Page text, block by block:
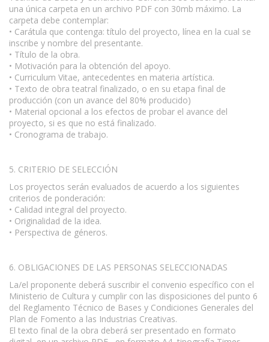
una única carpeta en un archivo PDF con 30mb máximo. La
carpeta debe contemplar:
• Carátula que contenga: título del proyecto, línea en la cual se
inscribe y nombre del presentante.
• Título de la obra.
• Motivación para la obtención del apoyo.
• Curriculum Vitae, antecedentes en materia artística.
• Texto de obra teatral finalizado, o en su etapa final de
producción (con un avance del 80% producido)
• Material opcional a los efectos de probar el avance del
proyecto, si es que no está finalizado.
• Cronograma de trabajo.
5. CRITERIO DE SELECCIÓN
Los proyectos serán evaluados de acuerdo a los siguientes
criterios de ponderación:
• Calidad integral del proyecto.
• Originalidad de la idea.
• Perspectiva de géneros.
6. OBLIGACIONES DE LAS PERSONAS SELECCIONADAS
La/el proponente deberá suscribir el convenio específico con el
Ministerio de Cultura y cumplir con las disposiciones del punto 6
del Reglamento Técnico de Bases y Condiciones Generales del
Plan de Fomento a las Industrias Creativas.
El texto final de la obra deberá ser presentado en formato